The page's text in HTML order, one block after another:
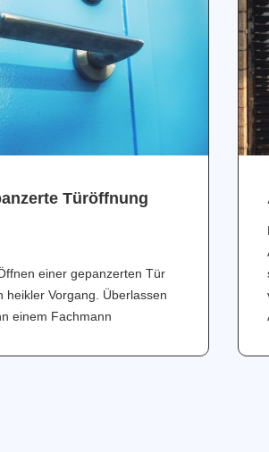
Türöffnung
einer gepanzerten Tür
heikler Vorgang. Überlassen
einem Fachmann